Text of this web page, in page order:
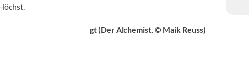
gt (Der Alchemist, © Maik Reuss)